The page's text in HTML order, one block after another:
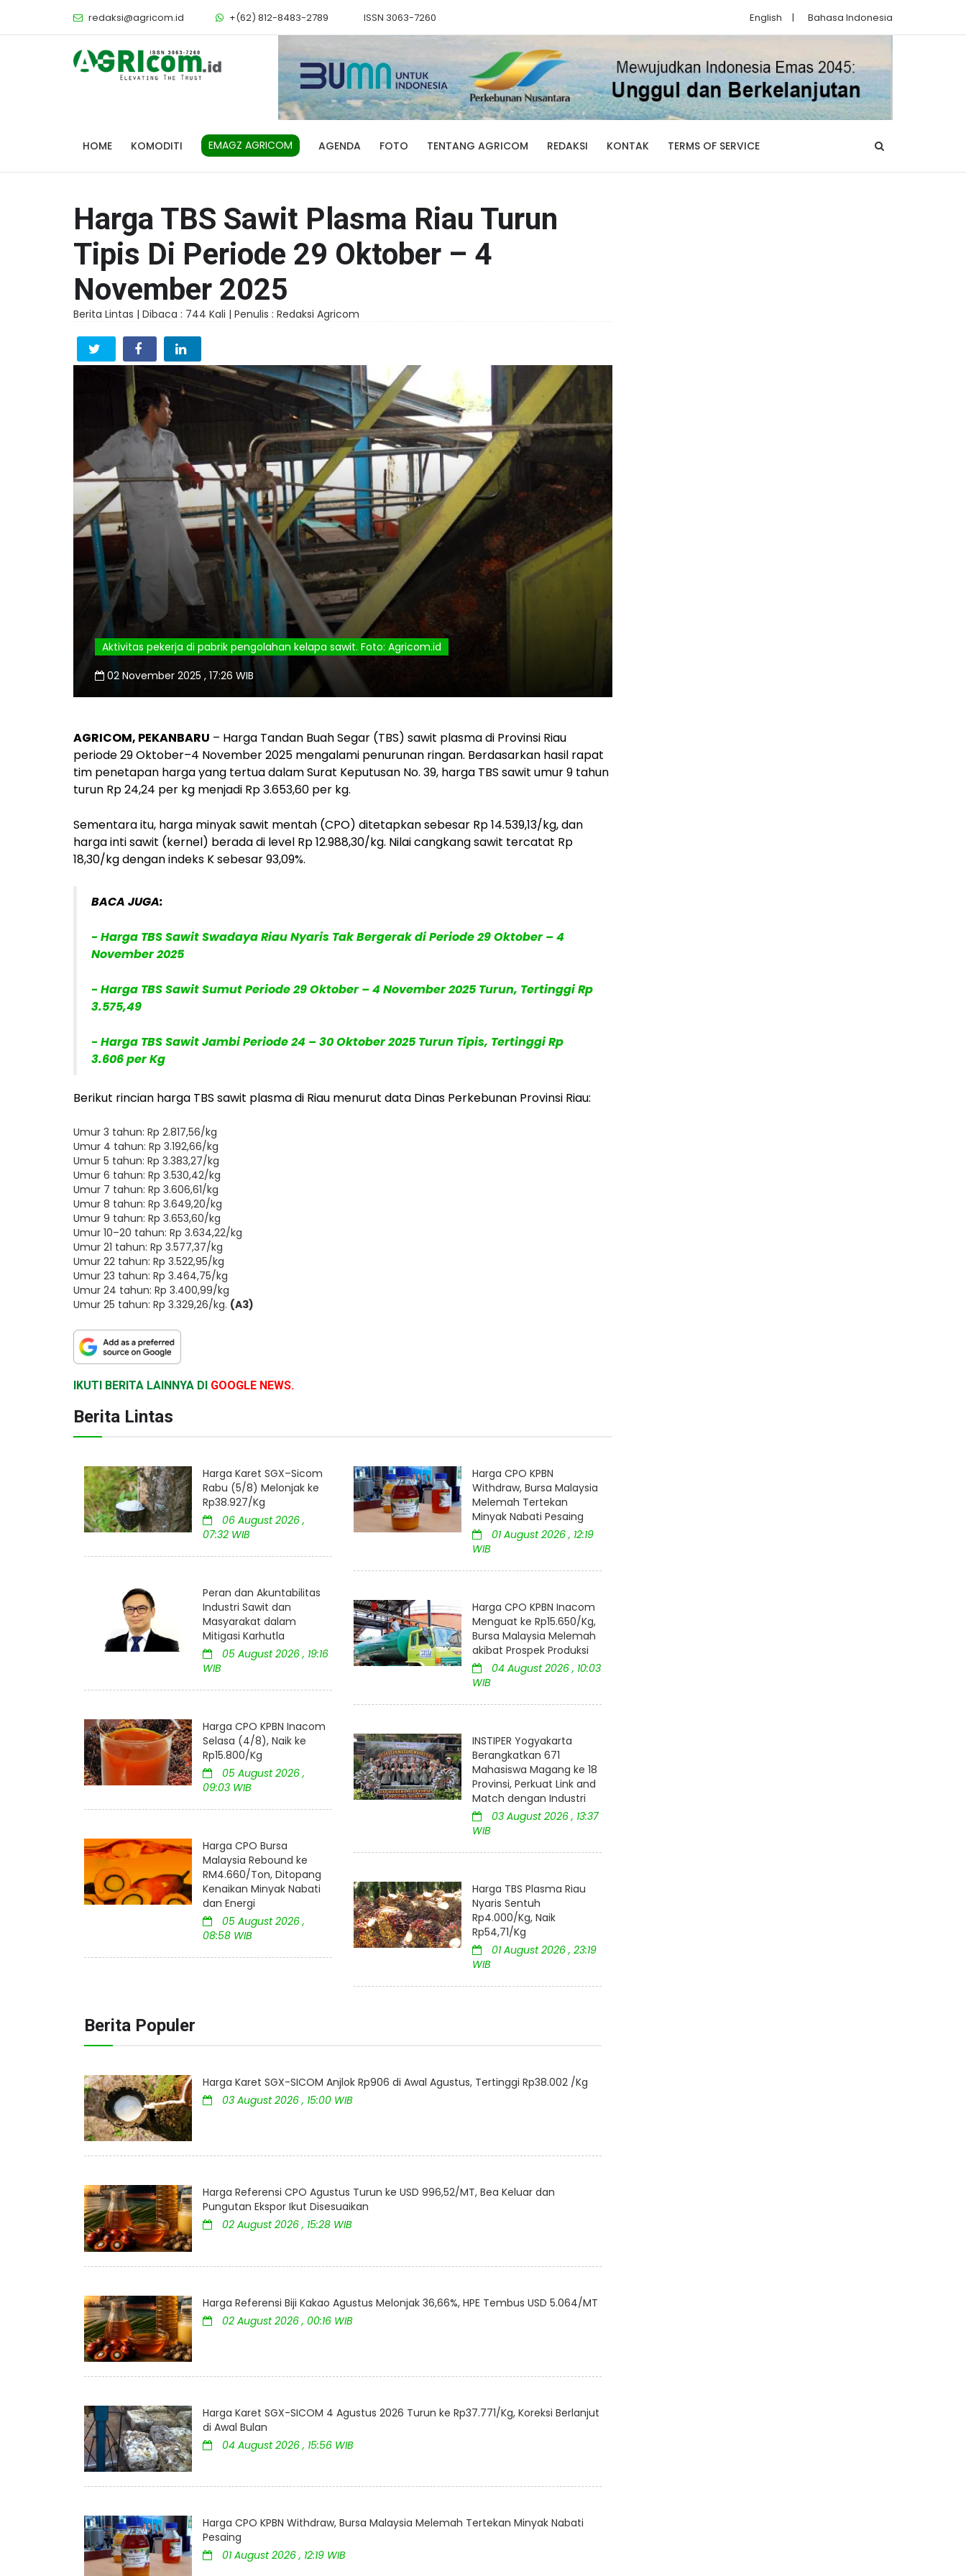
redaksi@agricom.id +(62) 812-8483-2789 ISSN 3063-7260 English | Bahasa Indonesia
HOME KOMODITI EMAGZ AGRICOM AGENDA FOTO TENTANG AGRICOM REDAKSI KONTAK TERMS OF SERVICE
Harga TBS Sawit Plasma Riau Turun
Tipis Di Periode 29 Oktober – 4
November 2025
Berita Lintas | Dibaca : 744 Kali | Penulis : Redaksi Agricom
Aktivitas pekerja di pabrik pengolahan kelapa sawit. Foto: Agricom.id
02 November 2025 , 17:26 WIB
AGRICOM, PEKANBARU – Harga Tandan Buah Segar (TBS) sawit plasma di Provinsi Riau
periode 29 Oktober–4 November 2025 mengalami penurunan ringan. Berdasarkan hasil rapat
tim penetapan harga yang tertua dalam Surat Keputusan No. 39, harga TBS sawit umur 9 tahun
turun Rp 24,24 per kg menjadi Rp 3.653,60 per kg.
Sementara itu, harga minyak sawit mentah (CPO) ditetapkan sebesar Rp 14.539,13/kg, dan
harga inti sawit (kernel) berada di level Rp 12.988,30/kg. Nilai cangkang sawit tercatat Rp
18,30/kg dengan indeks K sebesar 93,09%.
BACA JUGA:
- Harga TBS Sawit Swadaya Riau Nyaris Tak Bergerak di Periode 29 Oktober – 4
November 2025
- Harga TBS Sawit Sumut Periode 29 Oktober – 4 November 2025 Turun, Tertinggi Rp
3.575,49
- Harga TBS Sawit Jambi Periode 24 – 30 Oktober 2025 Turun Tipis, Tertinggi Rp
3.606 per Kg
Berikut rincian harga TBS sawit plasma di Riau menurut data Dinas Perkebunan Provinsi Riau:
Umur 3 tahun: Rp 2.817,56/kg
Umur 4 tahun: Rp 3.192,66/kg
Umur 5 tahun: Rp 3.383,27/kg
Umur 6 tahun: Rp 3.530,42/kg
Umur 7 tahun: Rp 3.606,61/kg
Umur 8 tahun: Rp 3.649,20/kg
Umur 9 tahun: Rp 3.653,60/kg
Umur 10–20 tahun: Rp 3.634,22/kg
Umur 21 tahun: Rp 3.577,37/kg
Umur 22 tahun: Rp 3.522,95/kg
Umur 23 tahun: Rp 3.464,75/kg
Umur 24 tahun: Rp 3.400,99/kg
Umur 25 tahun: Rp 3.329,26/kg. (A3)
IKUTI BERITA LAINNYA DI GOOGLE NEWS.
Berita Lintas
Harga Karet SGX–Sicom
Rabu (5/8) Melonjak ke
Rp38.927/Kg
06 August 2026 ,
07:32 WIB
Peran dan Akuntabilitas
Industri Sawit dan
Masyarakat dalam
Mitigasi Karhutla
05 August 2026 , 19:16
WIB
Harga CPO KPBN Inacom
Selasa (4/8), Naik ke
Rp15.800/Kg
05 August 2026 ,
09:03 WIB
Harga CPO Bursa
Malaysia Rebound ke
RM4.660/Ton, Ditopang
Kenaikan Minyak Nabati
dan Energi
05 August 2026 ,
08:58 WIB
Harga CPO KPBN
Withdraw, Bursa Malaysia
Melemah Tertekan
Minyak Nabati Pesaing
01 August 2026 , 12:19
WIB
Harga CPO KPBN Inacom
Menguat ke Rp15.650/Kg,
Bursa Malaysia Melemah
akibat Prospek Produksi
04 August 2026 , 10:03
WIB
INSTIPER Yogyakarta
Berangkatkan 671
Mahasiswa Magang ke 18
Provinsi, Perkuat Link and
Match dengan Industri
03 August 2026 , 13:37
WIB
Harga TBS Plasma Riau
Nyaris Sentuh
Rp4.000/Kg, Naik
Rp54,71/Kg
01 August 2026 , 23:19
WIB
Berita Populer
Harga Karet SGX-SICOM Anjlok Rp906 di Awal Agustus, Tertinggi Rp38.002 /Kg
03 August 2026 , 15:00 WIB
Harga Referensi CPO Agustus Turun ke USD 996,52/MT, Bea Keluar dan
Pungutan Ekspor Ikut Disesuaikan
02 August 2026 , 15:28 WIB
Harga Referensi Biji Kakao Agustus Melonjak 36,66%, HPE Tembus USD 5.064/MT
02 August 2026 , 00:16 WIB
Harga Karet SGX-SICOM 4 Agustus 2026 Turun ke Rp37.771/Kg, Koreksi Berlanjut
di Awal Bulan
04 August 2026 , 15:56 WIB
Harga CPO KPBN Withdraw, Bursa Malaysia Melemah Tertekan Minyak Nabati
Pesaing
01 August 2026 , 12:19 WIB